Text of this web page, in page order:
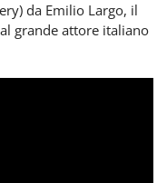
da Emilio Largo, il
grande attore italiano